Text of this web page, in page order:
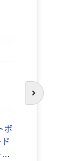
ボ
次のスライド